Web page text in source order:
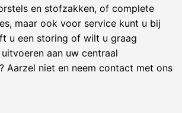
en stofzakken, of complete
maar ook voor service kunt u bij
u een storing of wilt u graag
aan uw centraal
Aarzel niet en neem contact met ons